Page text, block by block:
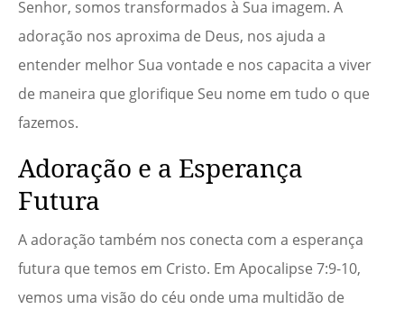
Senhor, somos transformados à Sua imagem. A
adoração nos aproxima de Deus, nos ajuda a
entender melhor Sua vontade e nos capacita a viver
de maneira que glorifique Seu nome em tudo o que
fazemos.
Adoração e a Esperança
Futura
A adoração também nos conecta com a esperança
futura que temos em Cristo. Em Apocalipse 7:9-10,
vemos uma visão do céu onde uma multidão de